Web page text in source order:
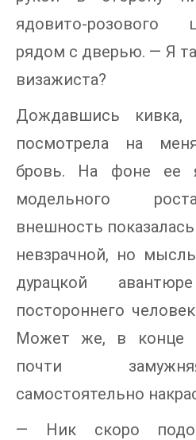
ядовито-розового
рядом с дверью. — Я
визажиста?
Дождавшись кивка,
посмотрела на
бровь. На фоне ее
модельного
внешность
невзрачной, но
дурацкой
постороннего
Может же, в конце
почти
самостоятельно
— Ник скоро